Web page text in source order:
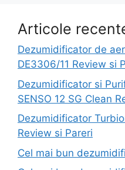
Articole
Dezumidificator de
DE3306/11 Review si
Dezumidificator si
SENSO 12 SG Clean
Dezumidificator
Review si Pareri
Cel mai bun